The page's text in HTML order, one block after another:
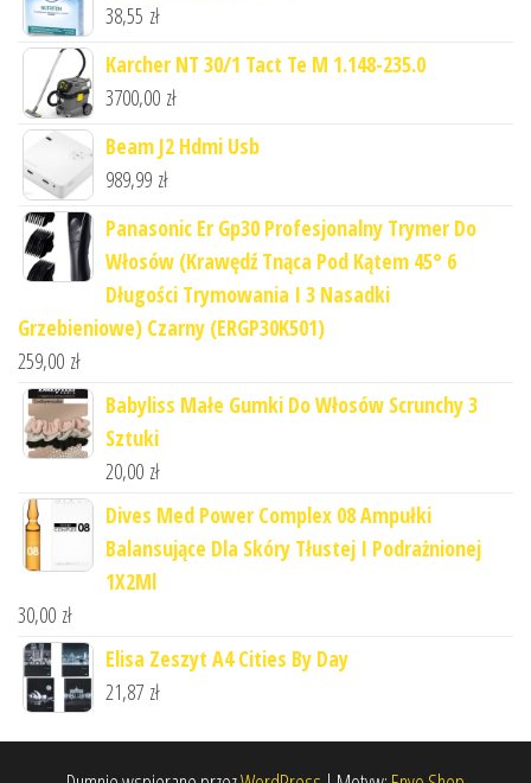
38,55 zł
Karcher NT 30/1 Tact Te M 1.148-235.0
3700,00 zł
Beam J2 Hdmi Usb
989,99 zł
Panasonic Er Gp30 Profesjonalny Trymer Do
Włosów (Krawędź Tnąca Pod Kątem 45° 6
Długości Trymowania I 3 Nasadki
Grzebieniowe) Czarny (ERGP30K501)
259,00 zł
Babyliss Małe Gumki Do Włosów Scrunchy 3
Sztuki
20,00 zł
Dives Med Power Complex 08 Ampułki
Balansujące Dla Skóry Tłustej I Podrażnionej
1X2Ml
30,00 zł
Elisa Zeszyt A4 Cities By Day
21,87 zł